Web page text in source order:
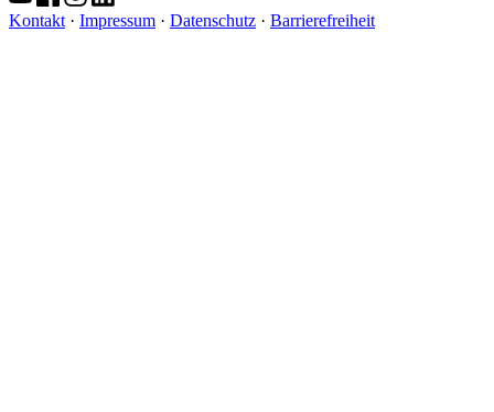
Kontakt · Impressum · Datenschutz · Barrierefreiheit